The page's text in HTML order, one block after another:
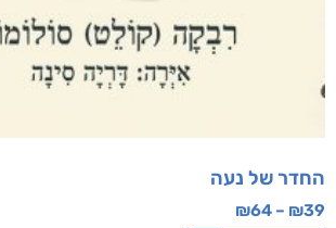
החדר של נעה
₪39
–
₪64